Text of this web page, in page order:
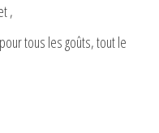
,
tous les goûts, tout le